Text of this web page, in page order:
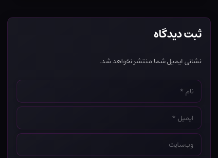
ثبت دیدگاه
نشانی ایمیل شما منتشر نخواهد شد.
نام
*
ایمیل
*
وب‌سایت
*